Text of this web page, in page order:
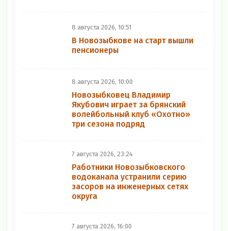
8 августа 2026, 10:51
В Новозыбкове на старт вышли
пенсионеры
8 августа 2026, 10:00
Новозыбковец Владимир
Якубович играет за брянский
волейбольный клуб «Охотно»
три сезона подряд
7 августа 2026, 23:24
Работники Новозыбковского
водоканала устранили серию
засоров на инженерных сетях
округа
7 августа 2026, 16:00